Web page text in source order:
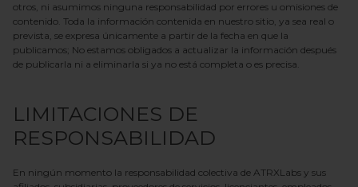
otros, ni asumimos ninguna responsabilidad por errores u omisiones de
contenido. Toda la información contenida en nuestro sitio, ya sea real o
prevista, se expresa únicamente a partir de la fecha en que la
publicamos; No estamos obligados a actualizar la información después
de publicarla ni a eliminarla si ya no está completa o es precisa.
LIMITACIONES DE
RESPONSABILIDAD
En ningún momento la responsabilidad colectiva de ATRXLabs y sus